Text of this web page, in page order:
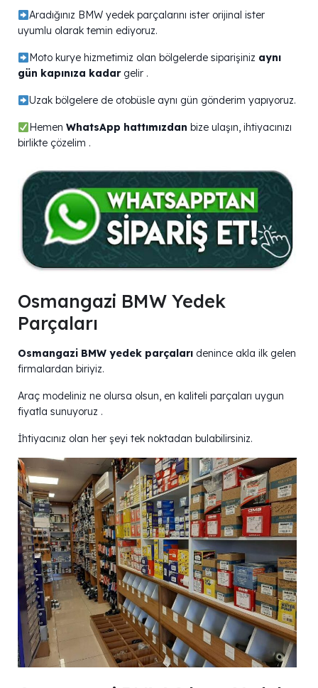
Aradığınız BMW yedek parçalarını ister orijinal ister
uyumlu olarak temin ediyoruz.
Moto kurye hizmetimiz olan bölgelerde siparişiniz aynı
gün kapınıza kadargelir .
Uzak bölgelere de otobüsle aynı gün gönderim yapıyoruz.
Hemen WhatsApp hattımızdan bize ulaşın, ihtiyacınızı
birlikte çözelim .
Osmangazi BMW Yedek
Parçaları
Osmangazi BMW yedek parçaları denince akla ilk gelen
firmalardan biriyiz.
Araç modeliniz ne olursa olsun, en kaliteli parçaları uygun
fiyatla sunuyoruz .
İhtiyacınız olan her şeyi tek noktadan bulabilirsiniz.